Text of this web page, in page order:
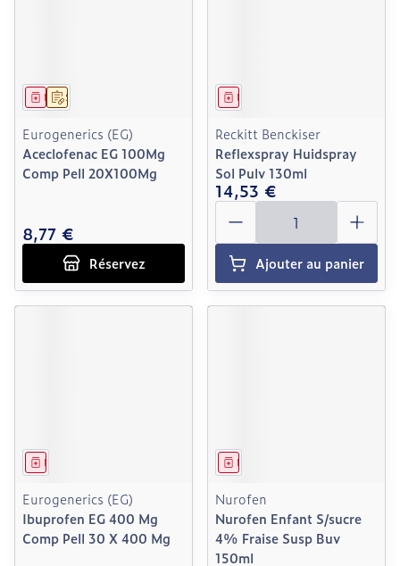
Sur prescription
Médicament
Eurogenerics (EG)
Aceclofenac EG 100Mg
Comp Pell 20X100Mg
8,77 €
Réservez
Médicament
Reckitt Benckiser
Reflexspray Huidspray
Sol Pulv 130ml
14,53 €
Quantité
Ajouter au panier
Médicament
Eurogenerics (EG)
Ibuprofen EG 400 Mg
Comp Pell 30 X 400 Mg
Médicament
Nurofen
Nurofen Enfant S/sucre
4% Fraise Susp Buv
150ml